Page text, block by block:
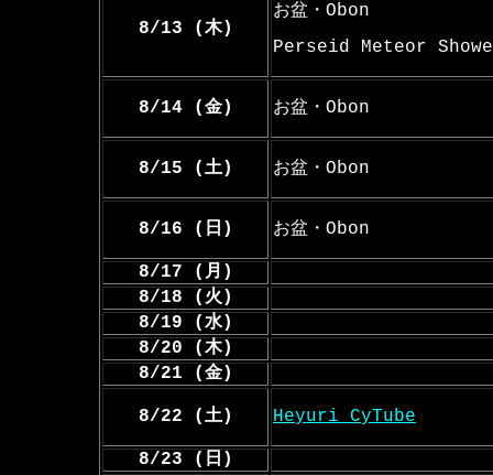
8/13 (木)
お盆・Obon
Perseid Meteor
8/14 (金) お盆・Obon
8/15 (土) お盆・Obon
8/16 (日) お盆・Obon
8/17 (月)
8/18 (火)
8/19 (水)
8/20 (木)
8/21 (金)
8/22 (土) Heyuri CyTube
8/23 (日)